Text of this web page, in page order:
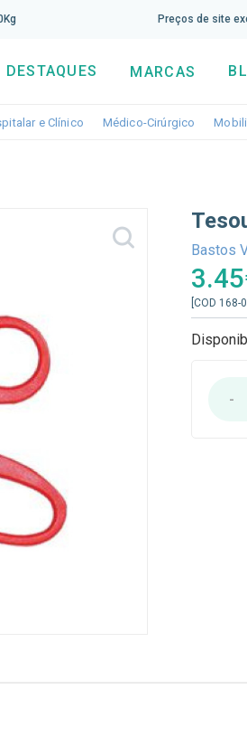
Preços de site
DESTAQUES MARCAS
dropdowne Clínico Toggle dropdown
Médico-Cirúrgico Toggle
aqui a nossa newsletter e tenha
Bastos
[COD 168-
-